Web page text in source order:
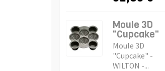
Moule 3D
"Cupcake"
Moule 3D
"Cupcake" -
WILTON -...